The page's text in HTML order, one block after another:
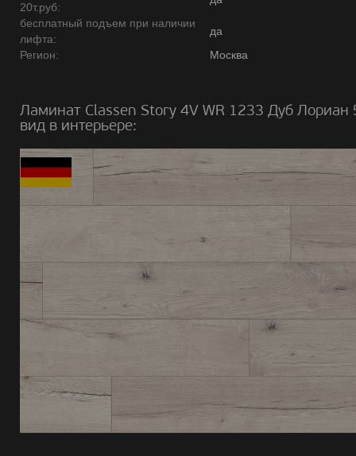
20т.руб:
бесплатный подъем при наличии
лифта:
да
Регион:
Москва
Ламинат Classen Story 4V WR 1233 Дуб Лориан
вид в интерьере: